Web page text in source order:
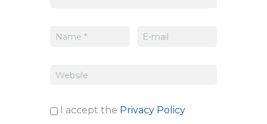
I accept the Privacy Policy